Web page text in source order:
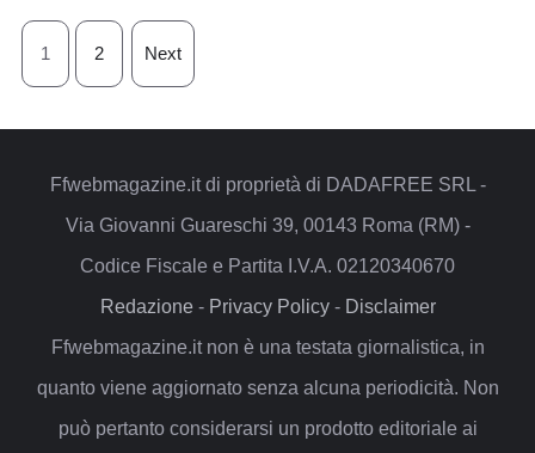
1 2 Next
Ffwebmagazine.it di proprietà di DADAFREE SRL -
Via Giovanni Guareschi 39, 00143 Roma (RM) -
Codice Fiscale e Partita I.V.A. 02120340670
Redazione- Privacy Policy- Disclaimer
Ffwebmagazine.it non è una testata giornalistica, in
quanto viene aggiornato senza alcuna periodicità. Non
può pertanto considerarsi un prodotto editoriale ai